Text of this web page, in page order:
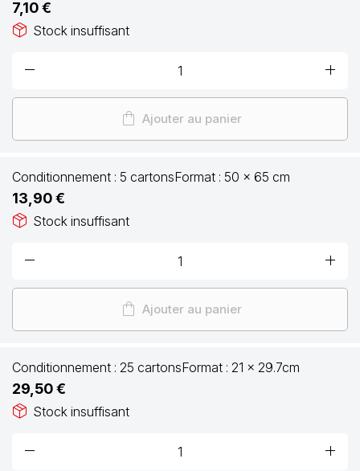
7,10 €
package_2 Stock insuffisant
remove add
shopping_bag Ajouter au panier
Conditionnement : 5 cartonsFormat : 50 x 65 cm
13,90 €
package_2 Stock insuffisant
remove add
shopping_bag Ajouter au panier
Conditionnement : 25 cartonsFormat : 21 x 29.7cm
29,50 €
package_2 Stock insuffisant
remove add